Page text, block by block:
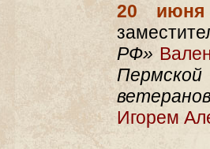
20
РФ»
Пермской
Игорем